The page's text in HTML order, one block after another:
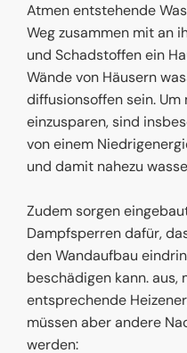
Atmen entstehende
Weg zusammen mit an
und Schadstoffen ein
Wände von Häusern
diffusionsoffen sein.
einzusparen, sind
von einem
und damit nahezu
Zudem sorgen
Dampfsperren dafür,
den Wandaufbau
beschädigen kann.
entsprechende
müssen aber andere
werden: